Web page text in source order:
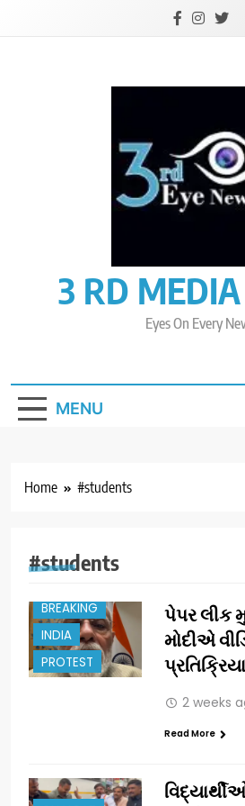
3 RD
Eyes On Every
MENU
Home #students
#students
BREAKING
INDIA
PROTEST
પેપર લીક
મોદીએ
2 weeks
Read More